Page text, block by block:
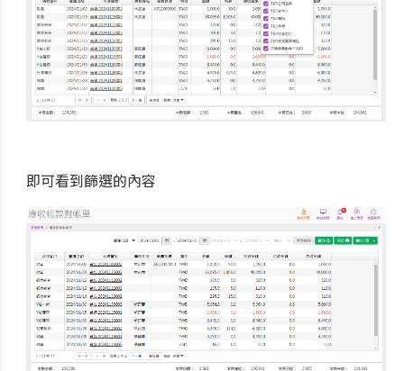
即可看到篩選的內容